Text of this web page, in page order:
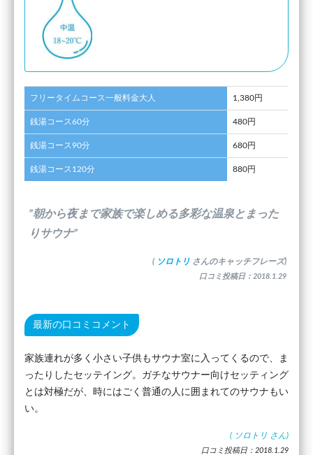
フリータイムコース一般料金大人 1,380円
銭湯コース60分 480円
銭湯コース90分 680円
銭湯コース120分 880円
”朝から夜まで家族で楽しめる多彩な温泉とまった
りサウナ”
( ソロトリ さんのキャッチフレーズ)
口コミ投稿日：2018.1.29
最新の口コミコメント
家族連れが多く小さい子供もサウナ室に入ってくるので、ま
ったりしたセッテイング。ガチなサウナー向けセッティング
とは対極だが、時にはごく普通の人に囲まれてのサウナもい
い。
( ソロトリ さん)
口コミ投稿日：2018.1.29